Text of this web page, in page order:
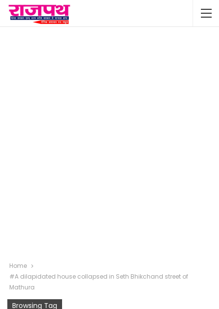
Home
#A dilapidated house collapsed in Seth Bhikchand street of
Mathura
Browsing Tag